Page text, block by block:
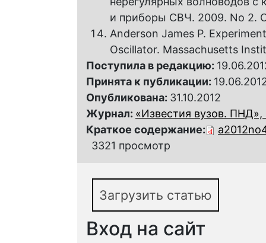
и приборы СВЧ. 2009. No 2.
Anderson James P.
Oscillator. Massachusetts
Поступила в редакцию:
Принята к публикации:
Опубликована: 31.10.2012
Журнал: «Известия вузов.
Краткое содержание:
3321 просмотр
Загрузить статью
Вход на сайт